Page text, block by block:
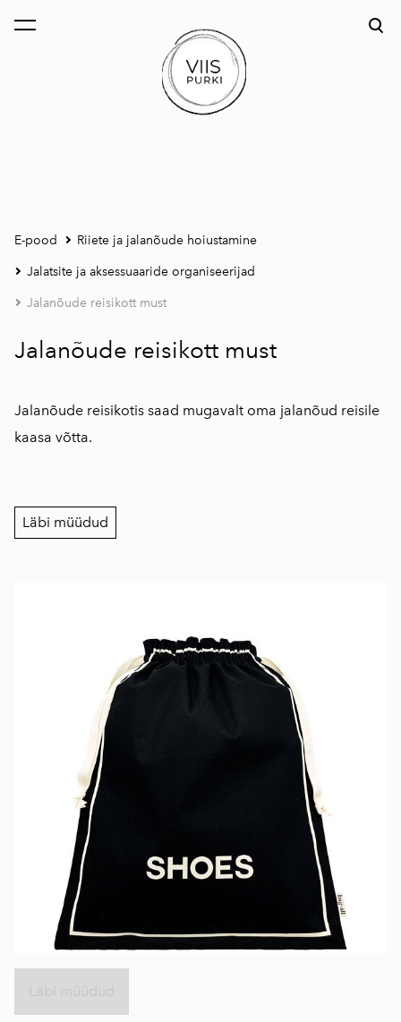
lisati ostukorvi. Vaata ostukorvi
E-pood Riiete ja jalanõude hoiustamine
Jalatsite ja aksessuaaride organiseerijad
Jalanõude reisikott must
Jalanõude reisikott must
Jalanõude reisikotis saad mugavalt oma jalanõud reisile
kaasa võtta.
Läbi müüdud